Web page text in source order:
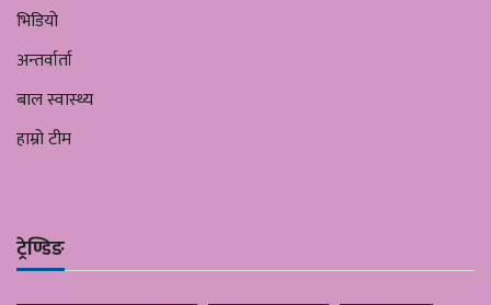
भिडियो
अन्तर्वार्ता
बाल स्वास्थ्य
हाम्रो टीम
ट्रेण्डिङ